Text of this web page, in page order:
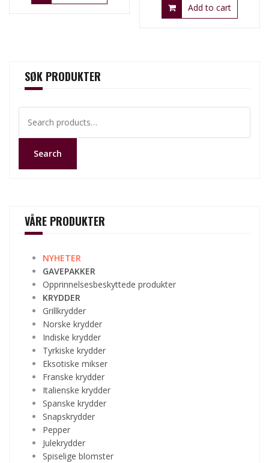
Add to cart
SØK PRODUKTER
for:
Search
VÅRE PRODUKTER
NYHETER
GAVEPAKKER
Opprinnelsesbeskyttede produkter
KRYDDER
Grillkrydder
Norske krydder
Indiske krydder
Tyrkiske krydder
Eksotiske mikser
Franske krydder
Italienske krydder
Spanske krydder
Snapskrydder
Pepper
Julekrydder
Spiselige blomster